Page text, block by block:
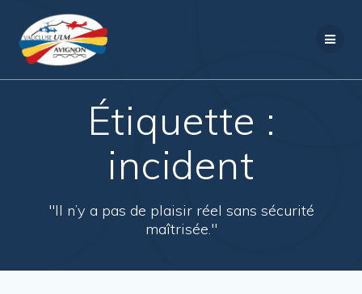
Étiquette :
incident
"Il n’y a pas de plaisir réel sans sécurité
maîtrisée."